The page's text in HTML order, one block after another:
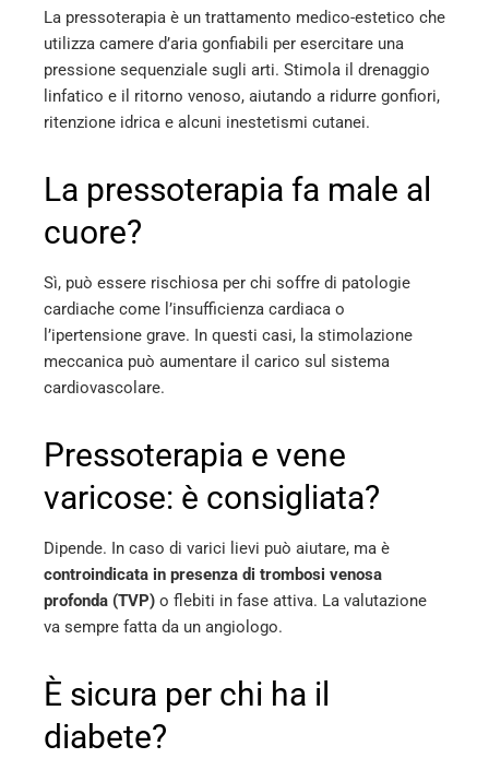
La pressoterapia è un trattamento medico-estetico che
utilizza camere d’aria gonfiabili per esercitare una
pressione sequenziale sugli arti. Stimola il drenaggio
linfatico e il ritorno venoso, aiutando a ridurre gonfiori,
ritenzione idrica e alcuni inestetismi cutanei.
La pressoterapia fa male al
cuore?
Sì, può essere rischiosa per chi soffre di patologie
cardiache come l’insufficienza cardiaca o
l’ipertensione grave. In questi casi, la stimolazione
meccanica può aumentare il carico sul sistema
cardiovascolare.
Pressoterapia e vene
varicose: è consigliata?
Dipende. In caso di varici lievi può aiutare, ma è
controindicata in presenza di trombosi venosa
profonda (TVP) o flebiti in fase attiva. La valutazione
va sempre fatta da un angiologo.
È sicura per chi ha il
diabete?